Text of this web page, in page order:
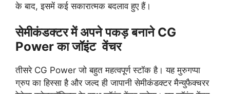
के बाद, इसमें कई सकारात्मक बदलाव हुए हैं।
सेमीकंडक्टर में अपने पकड़ बनाने CG
Power का जॉइंट वेंचर
तीसरे CG Power जो बहुत महत्वपूर्ण स्टॉक है। यह मुरुगप्पा
ग्रुप का हिस्सा है और जल्द ही जापानी सेमीकंडक्टर मैन्युफैक्चरर